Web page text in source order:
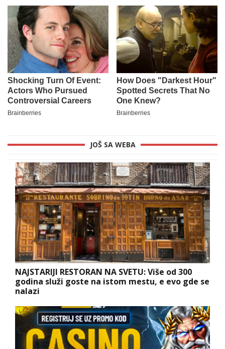
JOŠ SA WEBA
NAJSTARIJI RESTORAN NA SVETU: Više od 300
godina služi goste na istom mestu, e evo gde se
nalazi